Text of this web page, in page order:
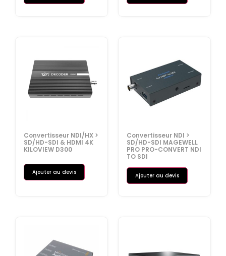
Convertisseur NDI/HX >
SD/HD-SDI & HDMI 4K
KILOVIEW D300
Ajouter au devis
Convertisseur NDI >
SD/HD-SDI MAGEWELL
PRO PRO-CONVERT NDI
TO SDI
Ajouter au devis